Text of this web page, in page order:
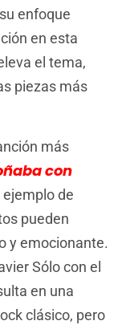
enfoque
en esta
el tema,
piezas más
más
con
de
pueden
y emocionante.
Sólo con el
en una
clásico, pero